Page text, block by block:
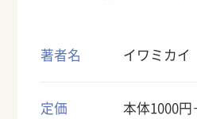
著者名 イワミカイ
定価 本体1000円